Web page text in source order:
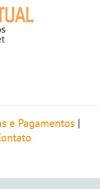
e Pagamentos